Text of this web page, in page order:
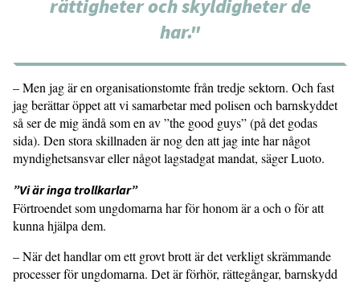
rättigheter och skyldigheter de
har."
– Men jag är en organisationstomte från tredje sektorn. Och fast
jag berättar öppet att vi samarbetar med polisen och barnskyddet
så ser de mig ändå som en av ”the good guys” (på det godas
sida). Den stora skillnaden är nog den att jag inte har något
myndighetsansvar eller något lagstadgat mandat, säger Luoto.
”Vi är inga trollkarlar”
Förtroendet som ungdomarna har för honom är a och o för att
kunna hjälpa dem.
– När det handlar om ett grovt brott är det verkligt skrämmande
processer för ungdomarna. Det är förhör, rättegångar, barnskydd